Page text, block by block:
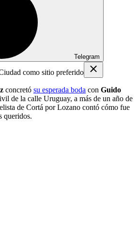
Telegram
como sitio preferido
concretó su esperada boda con Guido
de la calle Uruguay, a más de un año de
de Cortá por Lozano contó cómo fue
queridos.